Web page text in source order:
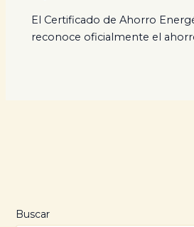
El Certificado de Ahorro
reconoce oficialmente el
Buscar